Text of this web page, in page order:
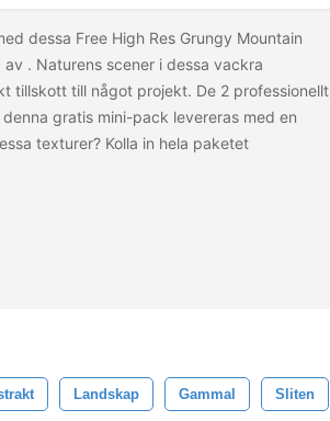
dessa Free High Res Grungy Mountain
av . Naturens scener i dessa vackra
tillskott till något projekt. De 2 professionellt
gratis mini-pack levereras med en
texturer? Kolla in hela paketet
Landskap Gammal Sliten